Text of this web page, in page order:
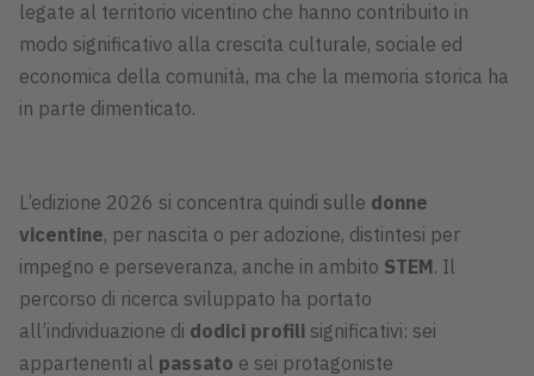
legate al territorio vicentino che hanno contribuito in
modo significativo alla crescita culturale, sociale ed
economica della comunità, ma che la memoria storica ha
in parte dimenticato.
L’edizione 2026 si concentra quindi sulle donne
vicentine, per nascita o per adozione, distintesi per
impegno e perseveranza, anche in ambito STEM. Il
percorso di ricerca sviluppato ha portato
all’individuazione di dodici profili significativi: sei
appartenenti al passato e sei protagoniste